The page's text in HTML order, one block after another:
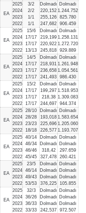
EA
2025
2024
2023
2022
3/2
2/2
1/1
1/1
Dolmadı
220,152
255,126
247,682
Dolmadı
1.244.752
825.780
906.459
EA
2025
2024
2023
2022
15/6
17/17
17/17
13/13
Dolmadı
219,199
220,922
245,818
Dolmadı
1.258.131
1.272.720
929.889
EA
2025
2024
2023
2022
14/5
17/17
17/17
17/17
Dolmadı
218,931
236,658
241,493
Dolmadı
1.261.948
1.054.561
986.430
EA
2025
2024
2023
2022
15/2
17/17
17/17
17/17
Dolmadı
199,297
218,38
244,697
Dolmadı
1.518.953
1.309.083
944.374
EA
2025
2024
2023
2022
28/10
28/28
23/23
18/18
Dolmadı
193,018
225,696
226,577
Dolmadı
1.583.654
1.205.060
1.193.707
EA
2025
2024
2023
2022
40/14
46/34
46/46
45/45
Dolmadı
Dolmadı
318,42
327,478
Dolmadı
Dolmadı
297.659
260.421
EA
2025
2024
2023
2022
23/5
46/14
49/43
53/53
Dolmadı
Dolmadı
Dolmadı
376,225
Dolmadı
Dolmadı
Dolmadı
105.855
EA
2025
2024
2023
2022
32/3
36/26
36/33
33/33
Dolmadı
Dolmadı
Dolmadı
242,537
Dolmadı
Dolmadı
Dolmadı
972.507